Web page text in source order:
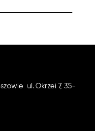
ul. Okrzei 7, 35-